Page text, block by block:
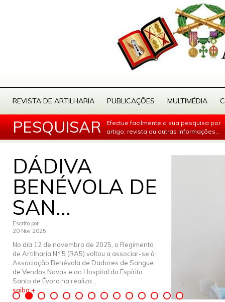
REVISTA DE ARTILHARIA PUBLICAÇÕES MULTIMÉDIA
PESQUISAR
Efectue facilmente a sua pesquisa por
artigo, revista ou outras informações...
DÁDIVA
BENÉVOLA DE
SAN...
Escrito por
20 Nov 2025
No dia 12 de novembro de 2025, o Regimento
de Artilharia N.º 5 (RA5) voltou a associar-se à
Associação Benévola de Dadores de Sangue
de Vendas Novas e ao Hospital do Espírito
Santo de Évora na realiza...
saiba +